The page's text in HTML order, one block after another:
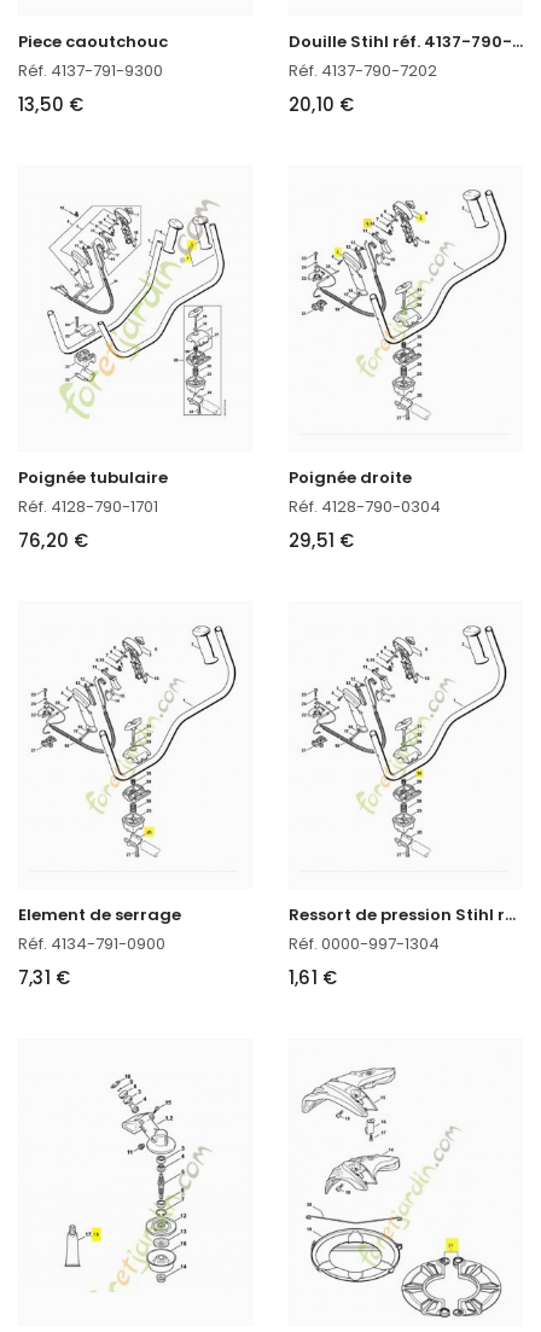
Piece caoutchouc
Réf. 4137-791-9300
13,50 €
D
ouille Stihl réf. 4137-790-7202
Réf. 4137-790-7202
20,10 €
Poignée tubulaire
Réf. 4128-790-1701
76,20 €
Poignée droite
Réf. 4128-790-0304
29,51 €
Element de serrage
Réf. 4134-791-0900
7,31 €
R
essort de pression Stihl réf. 0000-997-1304 en stock
Réf. 0000-997-1304
1,61 €